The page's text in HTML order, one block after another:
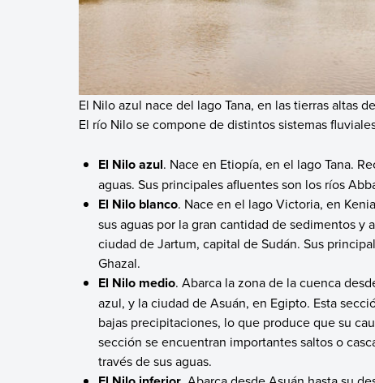
El Nilo azul nace del lago Tana, en las tierras altas
El río Nilo se compone de distintos sistemas
El Nilo azul. Nace en Etiopía, en el lago Tana.
aguas. Sus principales afluentes son los ríos
El Nilo blanco. Nace en el lago Victoria, en
sus aguas por la gran cantidad de sedimentos
ciudad de Jartum, capital de Sudán. Sus
Ghazal.
El Nilo medio. Abarca la zona de la cuenca
azul, y la ciudad de Asuán, en Egipto. Esta
bajas precipitaciones, lo que produce que su
sección se encuentran importantes saltos o
través de sus aguas.